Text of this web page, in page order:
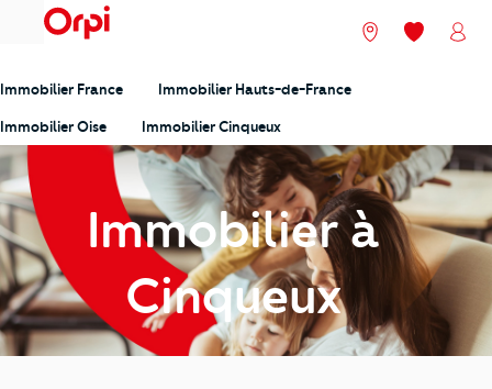
menu Nos agences
Mes
Immobilier France Immobilier Hauts-de-France
Immobilier Oise Immobilier Cinqueux
Immobilier à
Cinqueux